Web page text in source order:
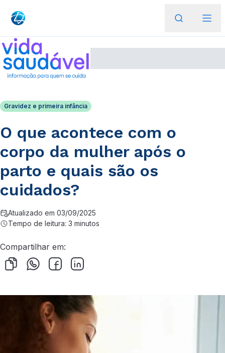
Gravidez e primeira infância
O que acontece com o
corpo da mulher após o
parto e quais são os
cuidados?
Atualizado em 03/09/2025
Tempo de leitura: 3 minutos
Compartilhar em: